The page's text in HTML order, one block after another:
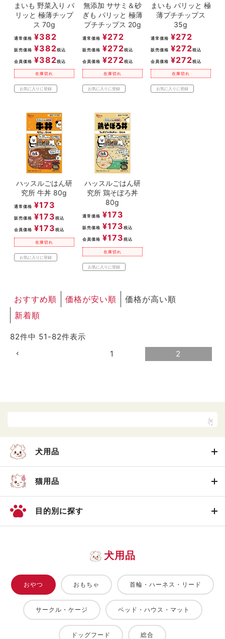
まいも 野菜入り パ
リッと 極薄チップ
ス 70g
通常価格 ¥382
販売価格 ¥382税込
会員価格 ¥382税込
在庫切れ
お気に入りに登録
無添加 ササミ＆砂
ぎも パリッと 極薄
プチチップス 20g
通常価格 ¥272
販売価格 ¥272税込
会員価格 ¥272税込
在庫切れ
お気に入りに登録
まいも パリッと 極
薄プチチップス
35g
通常価格 ¥272
販売価格 ¥272税込
会員価格 ¥272税込
在庫切れ
お気に入りに登録
ハッスルごはん研
究所 牛丼 80g
通常価格 ¥173
販売価格 ¥173 税込
会員価格 ¥173 税込
在庫切れ
お気に入りに登録
ハッスルごはん研
究所 鶏そぼろ丼
80g
通常価格 ¥173
販売価格 ¥173 税込
会員価格 ¥173 税込
在庫切れ
お気に入りに登録
おすすめ順 価格が安い順
価格が高い順
新着順
82件中 51 -82件表示
1
2
犬用品
猫用品
目的別に探す
犬用品
おやつ おもちゃ 首輪・ハーネス・リード
サークル・ケージ ベッド・ハウス・マット
ドッグフード 総合